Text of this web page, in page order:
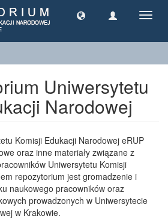
Uniwersytetu
Narodowej
Komisji Edukacji Narodowej eRUP
oraz inne materiały związane z
Uniwersytetu Komisji
repozytorium jest gromadzenie i
naukowego pracowników oraz
prowadzonych w Uniwersytecie
w Krakowie.